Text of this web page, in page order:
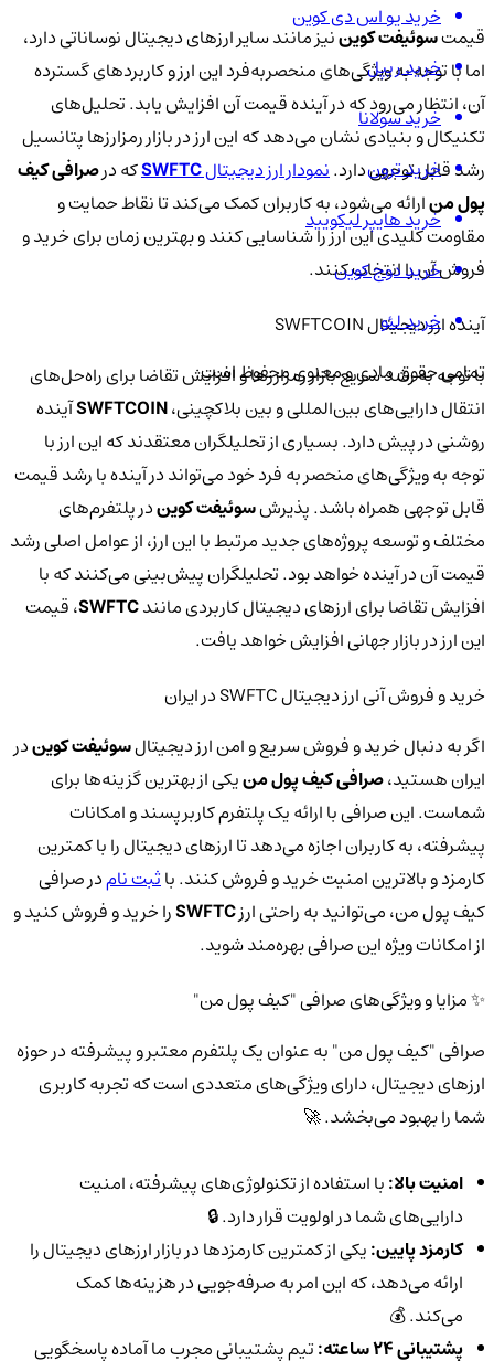
قیمتسوئیفت کویننیز مانند سایر ارزهای دیجیتال نوساناتی دارد،
اما با توجه به ویژگی‌های منحصربه‌فرد این ارز و کاربردهای گسترده
آن، انتظار می‌رود که در آینده قیمت آن افزایش یابد. تحلیل‌های
تکنیکال و بنیادی نشان می‌دهد که این ارز در بازار رمزارزها پتانسیل
رشد قابل توجهی دارد.نمودار ارز دیجیتالSWFTCکه درصرافی کیف
پول منارائه می‌شود، به کاربران کمک می‌کند تا نقاط حمایت و
مقاومت کلیدی این ارز را شناسایی کنند و بهترین زمان برای خرید و
فروش آن را انتخاب کنند.
آینده ارز دیجیتال SWFTCOIN
با توجه به رشد سریع بازار رمزارزها و افزایش تقاضا برای راه‌حل‌های
انتقال دارایی‌های بین‌المللی و بین بلاکچینی،SWFTCOINآینده
روشنی در پیش دارد. بسیاری از تحلیلگران معتقدند که این ارز با
توجه به ویژگی‌های منحصر به فرد خود می‌تواند در آینده با رشد قیمت
قابل توجهی همراه باشد. پذیرشسوئیفت کویندر پلتفرم‌های
مختلف و توسعه پروژه‌های جدید مرتبط با این ارز، از عوامل اصلی رشد
قیمت آن در آینده خواهد بود. تحلیلگران پیش‌بینی می‌کنند که با
افزایش تقاضا برای ارزهای دیجیتال کاربردی مانندSWFTC، قیمت
این ارز در بازار جهانی افزایش خواهد یافت.
خرید و فروش آنی ارز دیجیتال SWFTC در ایران
اگر به دنبال خرید و فروش سریع و امن ارز دیجیتالسوئیفت کویندر
ایران هستید،صرافی کیف پول منیکی از بهترین گزینه‌ها برای
شماست. این صرافی با ارائه یک پلتفرم کاربرپسند و امکانات
پیشرفته، به کاربران اجازه می‌دهد تا ارزهای دیجیتال را با کمترین
کارمزد و بالاترین امنیت خرید و فروش کنند. باثبت نامدر صرافی
کیف پول من، می‌توانید به راحتی ارزSWFTCرا خرید و فروش کنید و
از امکانات ویژه این صرافی بهره‌مند شوید.
✨ مزایا و ویژگی‌های صرافی "کیف پول من"
صرافی "کیف پول من" به عنوان یک پلتفرم معتبر و پیشرفته در حوزه
ارزهای دیجیتال، دارای ویژگی‌های متعددی است که تجربه کاربری
شما را بهبود می‌بخشد. 🚀
امنیت بالا:با استفاده از تکنولوژی‌های پیشرفته، امنیت
دارایی‌های شما در اولویت قرار دارد. 🔒
کارمزد پایین:یکی از کمترین کارمزدها در بازار ارزهای دیجیتال را
ارائه می‌دهد، که این امر به صرفه‌جویی در هزینه‌ها کمک
می‌کند. 💰
پشتیبانی 24 ساعته:
تیم پشتیبانی مجرب ما آماده پاسخگویی
خرید یو اس دی کوین
خرید ریپل
خرید سولانا
خرید ترون
خرید هایپر لیکویید
خرید دوج کوین
خرید لئو
تمامی حقوق مادی و معنوی محفوظ است.